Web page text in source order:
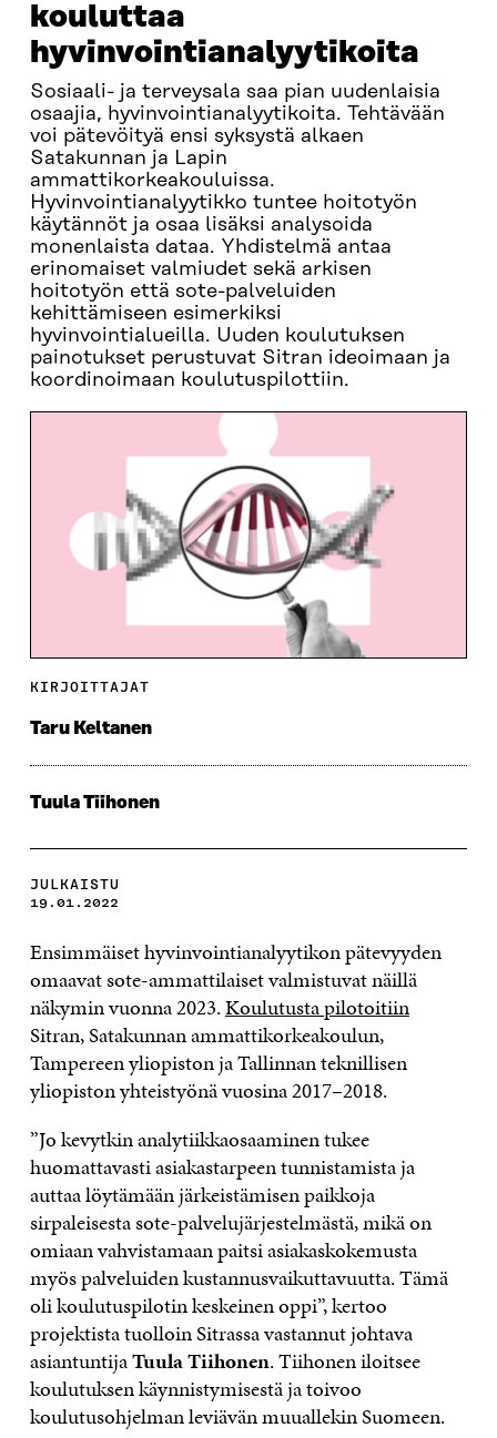
kouluttaa
hyvinvointianalyytikoita
Sosiaali- ja terveysala saa pian uudenlaisia
osaajia, hyvinvointianalyytikoita. Tehtävään
voi pätevöityä ensi syksystä alkaen
Satakunnan ja Lapin
ammattikorkeakouluissa.
Hyvinvointianalyytikko tuntee hoitotyön
käytännöt ja osaa lisäksi analysoida
monenlaista dataa. Yhdistelmä antaa
erinomaiset valmiudet sekä arkisen
hoitotyön että sote-palveluiden
kehittämiseen esimerkiksi
hyvinvointialueilla. Uuden koulutuksen
painotukset perustuvat Sitran ideoimaan ja
koordinoimaan koulutuspilottiin.
KIRJOITTAJAT
Taru Keltanen
Tuula Tiihonen
JULKAISTU
19.01.2022
Ensimmäiset hyvinvointianalyytikon pätevyyden
omaavat sote-ammattilaiset valmistuvat näillä
näkymin vuonna 2023.Koulutusta pilotoitiin
Sitran, Satakunnan ammattikorkeakoulun,
Tampereen yliopiston ja Tallinnan teknillisen
yliopiston yhteistyönä vuosina 2017–2018.
”Jo kevytkin analytiikkaosaaminen tukee
huomattavasti asiakastarpeen tunnistamista ja
auttaa löytämään järkeistämisen paikkoja
sirpaleisesta sote-palvelujärjestelmästä, mikä on
omiaan vahvistamaan paitsi asiakaskokemusta
myös palveluiden kustannusvaikuttavuutta. Tämä
oli koulutuspilotin keskeinen oppi”, kertoo
projektista tuolloin Sitrassa vastannut johtava
asiantuntijaTuula Tiihonen. Tiihonen iloitsee
koulutuksen käynnistymisestä ja toivoo
koulutusohjelman leviävän muuallekin Suomeen.